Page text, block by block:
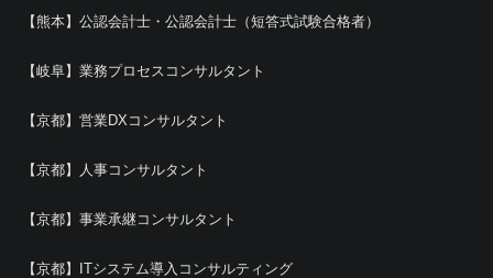
【熊本】公認会計士・公認会計士（短答式試験合格者）
【岐阜】業務プロセスコンサルタント
【京都】営業DXコンサルタント
【京都】人事コンサルタント
【京都】事業承継コンサルタント
【京都】ITシステム導入コンサルティング